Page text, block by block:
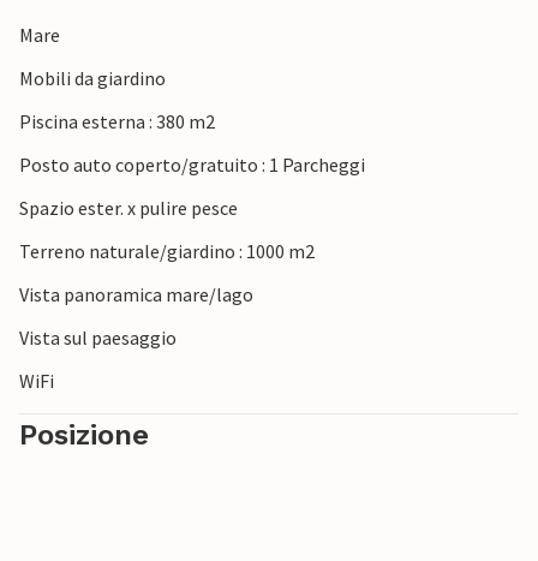
Mare
Mobili da giardino
Piscina esterna : 380 m2
Posto auto coperto/gratuito : 1 Parcheggi
Spazio ester. x pulire pesce
Terreno naturale/giardino : 1000 m2
Vista panoramica mare/lago
Vista sul paesaggio
WiFi
Posizione